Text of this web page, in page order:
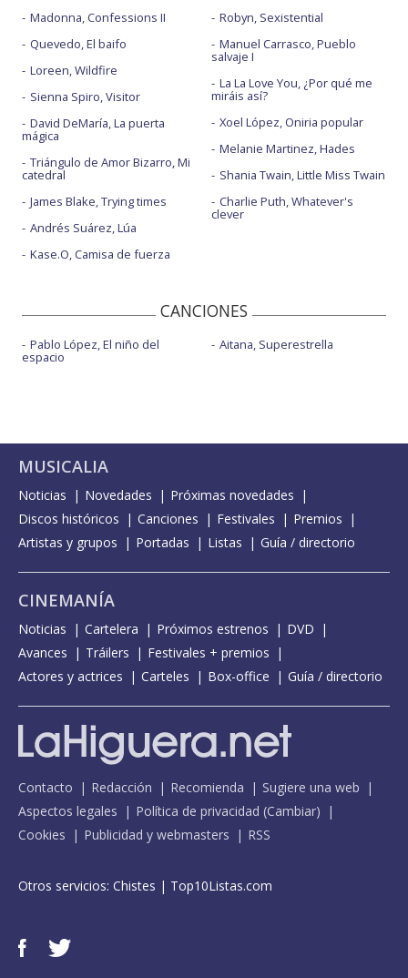
Madonna, Confessions II
Quevedo, El baifo
Loreen, Wildfire
Sienna Spiro, Visitor
David DeMaría, La puerta
mágica
Triángulo de Amor Bizarro, Mi
catedral
James Blake, Trying times
Andrés Suárez, Lúa
Kase.O, Camisa de fuerza
Robyn, Sexistential
Manuel Carrasco, Pueblo
salvaje I
La La Love You, ¿Por qué me
miráis así?
Xoel López, Oniria popular
Melanie Martinez, Hades
Shania Twain, Little Miss Twain
Charlie Puth, Whatever's
clever
CANCIONES
Pablo López, El niño del
espacio
Aitana, Superestrella
MUSICALIA
Noticias Novedades
Próximas novedades
Discos históricos
Canciones Festivales
Premios
Artistas y grupos
Portadas Listas Guía / directorio
CINEMANÍA
Noticias Cartelera Próximos estrenos
DVD
Avances
Tráilers
Festivales + premios
Actores y actrices
Carteles Box-office Guía / directorio
Contacto Redacción Recomienda
Sugiere una web
Aspectos legales
Política de privacidad (Cambiar)
Cookies
Publicidad y webmasters RSS
Otros servicios: Chistes | Top10Listas.com